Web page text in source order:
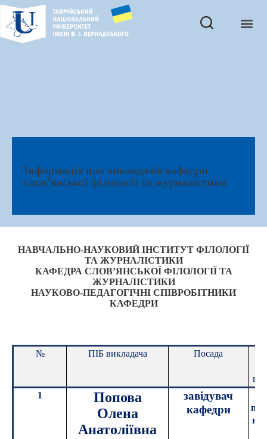
Інформація про викладачів кафедри
слов’янської філології та журналістики
НАВЧАЛЬНО-НАУКОВИЙ ІНСТИТУТ ФІЛОЛОГІЇ
ТА ЖУРНАЛІСТИКИ
КАФЕДРА СЛОВ’ЯНСЬКОЇ ФІЛОЛОГІЇ ТА
ЖУРНАЛІСТИКИ
НАУКОВО-ПЕДАГОГІЧНІ СПІВРОБІТНИКИ
КАФЕДРИ
№ ПІБ викладача Посада
1
Попова
Олена
Анатоліївна
завідувач
кафедри